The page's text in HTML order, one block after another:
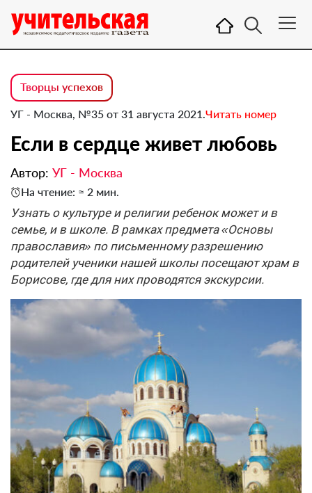
Творцы успехов
УГ - Москва, №35 от 31 августа 2021.Читать номер
Если в сердце живет любовь
Автор: УГ - Москва
На чтение: ≈ 2 мин.
Узнать о культуре и религии ребенок может и в
семье, и в школе. В рамках предмета «Основы
православия» по письменному разрешению
родителей ученики нашей школы посещают храм в
Борисове, где для них проводятся экскурсии.